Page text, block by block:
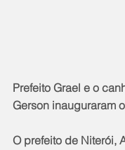
Prefeito Grael e o
Gerson inauguraram
O prefeito de Niterói,